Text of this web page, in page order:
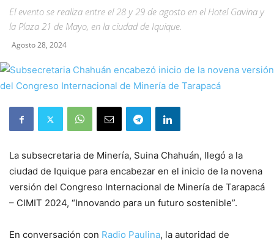
El evento se realiza entre el 28 y 29 de agosto en el Hotel Gavina y
la Plaza 21 de Mayo, en la ciudad de Iquique.
Agosto 28, 2024
La subsecretaria de Minería, Suina Chahuán, llegó a la
ciudad de Iquique para encabezar en el inicio de la novena
versión del Congreso Internacional de Minería de Tarapacá
– CIMIT 2024, “Innovando para un futuro sostenible”.
En conversación con Radio Paulina, la autoridad de